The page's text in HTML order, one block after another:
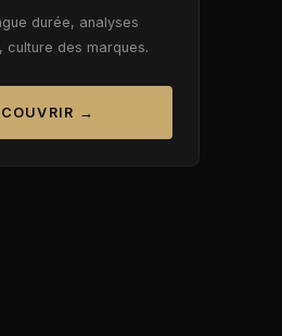
durée, analyses
culture des marques.
→